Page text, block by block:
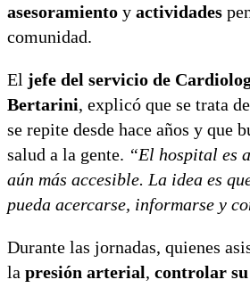
asesoramiento y actividades
comunidad.
El jefe del servicio de
Bertarini, explicó que se trata
se repite desde hace años y que
salud a la gente. “El hospital es
aún más accesible. La idea es
pueda acercarse, informarse y
Durante las jornadas, quienes
la presión arterial, controlar su